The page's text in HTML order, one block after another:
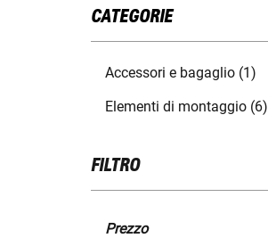
CATEGORIE
Accessori e bagaglio (1)
Elementi di montaggio (6)
FILTRO
Prezzo